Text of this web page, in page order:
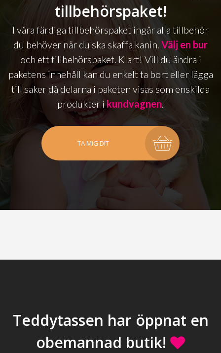
tillbehörspaket!
I våra färdiga tillbehörspaket ingår alla tillbehör
du behöver när du ska skaffa kanin. Välj en bur
och ett tillbehörspaket. Klart! Vill du ändra i
paketens innehåll kan du enkelt ta bort eller lägga
till saker då delarna i paketen visas som enskilda
produkter ikundvagnen.
TA MIG DIT
Teddytassen har öppnat en
obemannad butik!